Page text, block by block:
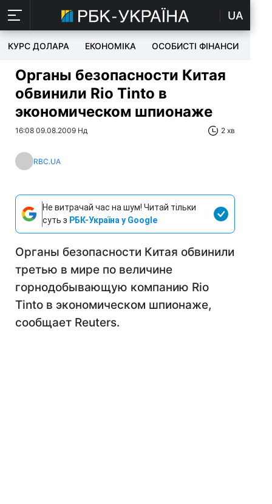
UA
КУРС ДОЛАРА ЕКОНОМІКА ОСОБИСТІ ФІНАНСИ
Органы безопасности Китая
обвинили Rio Tinto в
экономическом шпионаже
16:08 09.08.2009 Нд 2 хв
RBC.UA
Не витрачай час на шум! Читай тільки
суть з РБК-Україна у Google
Органы безопасности Китая обвинили
третью в мире по величине
горнодобывающую компанию Rio
Tinto в экономическом шпионаже,
сообщает Reuters.